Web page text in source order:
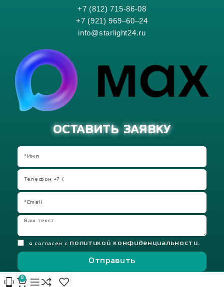
+7 (812) 715-86-08
+7 (921) 969–60–24
info@starlight24.ru
ОСТАВИТЬ ЗАЯВКУ
я согласен с политикой конфиденциальности.
Отправить
0